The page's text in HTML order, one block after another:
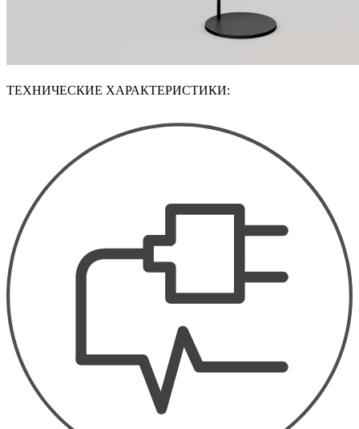
ТЕХНИЧЕСКИЕ ХАРАКТЕРИСТИКИ: